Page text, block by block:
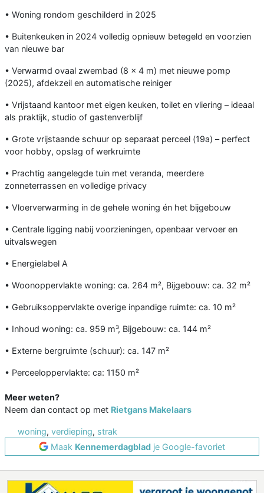
• Woning rondom geschilderd in 2025
• Buitenkeuken in 2024 volledig opnieuw betegeld en voorzien
van nieuwe bar
• Verwarmd ovaal zwembad (8 x 4 m) met nieuwe pomp
(2025), afdekzeil en automatische reiniger
• Vrijstaand kantoor met eigen keuken, toilet en vliering – ideaal
als praktijk, studio of gastenverblijf
• Grote vrijstaande schuur op separaat perceel (19a) – perfect
voor hobby, opslag of werkruimte
• Prachtig aangelegde tuin met veranda, meerdere
zonneterrassen en volledige privacy
• Vloerverwarming in de gehele woning én het bijgebouw
• Centrale ligging nabij voorzieningen, openbaar vervoer en
uitvalswegen
• Energielabel A
• Woonoppervlakte woning: ca. 264 m², Bijgebouw: ca. 32 m²
• Gebruiksoppervlakte overige inpandige ruimte: ca. 10 m²
• Inhoud woning: ca. 959 m³, Bijgebouw: ca. 144 m²
• Externe bergruimte (schuur): ca. 147 m²
• Perceeloppervlakte: ca: 1150 m²
Meer weten?
Neem dan contact op met Rietgans Makelaars
woning, verdieping, strak
Maak Kennemerdagblad je Google-favoriet